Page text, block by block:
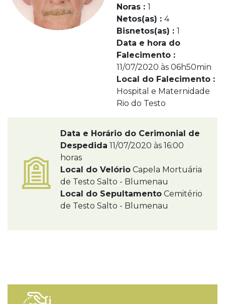
Noras : 1
Netos(as) : 4
Bisnetos(as) : 1
Data e hora do
Falecimento :
11/07/2020 às 06h50min
Local do Falecimento :
Hospital e Maternidade
Rio do Testo
Data e Horário do Cerimonial de
Despedida 11/07/2020 às 16:00
horas
Local do Velório Capela Mortuária
de Testo Salto - Blumenau
Local do Sepultamento Cemitério
de Testo Salto - Blumenau